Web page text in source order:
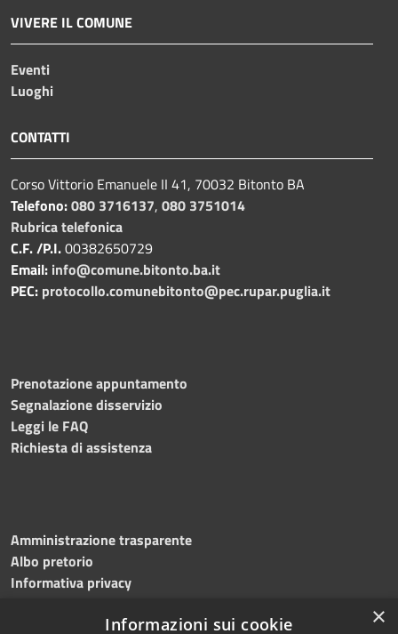
VIVERE IL COMUNE
Eventi
Luoghi
CONTATTI
Corso Vittorio Emanuele II 41, 70032 Bitonto BA
Telefono:080 3716137, 080 3751014
Rubrica telefonica
C.F. /P.I.00382650729
Email: info@comune.bitonto.ba.it
PEC: protocollo.comunebitonto@pec.rupar.puglia.it
Prenotazione appuntamento
Segnalazione disservizio
Leggi le FAQ
Richiesta di assistenza
Amministrazione trasparente
Albo pretorio
Informativa privacy
Dichiarazione di accessibilità Meccanismo di feedback ×
Informazioni sui cookie